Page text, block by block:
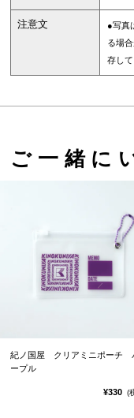
注意文
●写真
る場
存して
ご一緒に
紀ノ国屋 クリアミニポーチ
ープル
¥330 (